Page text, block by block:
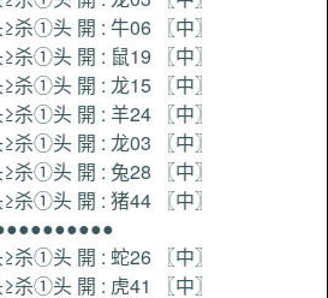
杀①头 開 : 牛06 〖中〗
杀①头 開 : 鼠19 〖中〗
杀①头 開 : 龙15 〖中〗
杀①头 開 : 羊24 〖中〗
杀①头 開 : 龙03 〖中〗
杀①头 開 : 兔28 〖中〗
杀①头 開 : 猪44 〖中〗
杀①头 開 : 蛇26 〖中〗
杀①头 開 : 虎41 〖中〗